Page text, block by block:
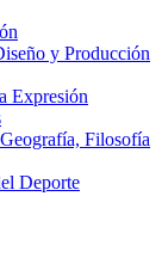
y Producción
Expresión
Filosofía
Deporte